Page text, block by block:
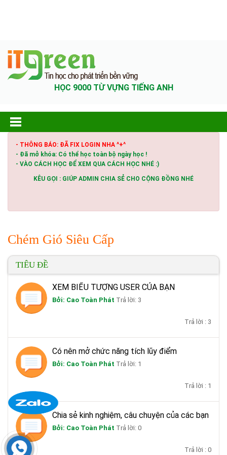
HỌC 9000 TỪ VỰNG TIẾNG ANH
- THÔNG BÁO: ĐÃ FIX LOGIN NHA ^+^
- Đã mở khóa: Có thể học toàn bộ ngày học !
- VÀO CÁCH HỌC ĐỂ XEM QUA CÁCH HỌC NHÉ :)
KÊU GỌI : GIÚP ADMIN CHIA SẺ CHO CỘNG ĐỒNG NHÉ
Chém Gió Siêu Cấp
TIÊU ĐỀ
XEM BIỂU TƯỢNG USER CỦA BẠN
Bởi: Cao Toàn Phát Trả lời: 3
Trả lời : 3
Có nên mở chức năng tích lũy điểm
Bởi: Cao Toàn Phát Trả lời: 1
Trả lời : 1
Chia sẻ kinh nghiệm, câu chuyện của các bạn
Bởi: Cao Toàn Phát Trả lời: 0
Trả lời : 0